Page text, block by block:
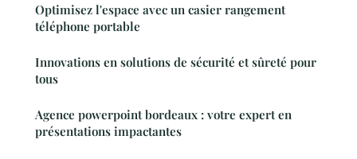
Optimisez l'espace avec un casier rangement
téléphone portable
Innovations en solutions de sécurité et sûreté pour
tous
Agence powerpoint bordeaux : votre expert en
présentations impactantes